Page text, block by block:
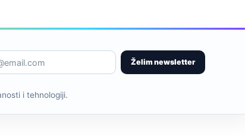
Želim newsletter
i tehnologiji.